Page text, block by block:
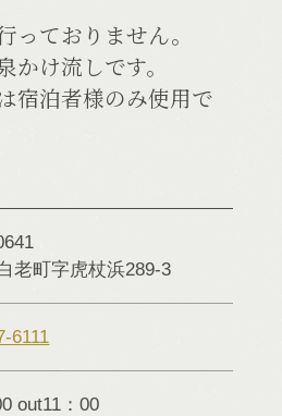
ておりません。
け流しです。
宿泊者様のみ使用で
老町字虎杖浜289-3
6111
out11：00